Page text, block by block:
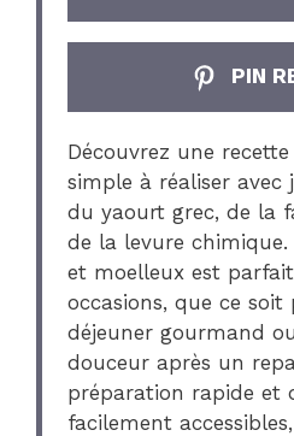
PIN
Découvrez une
simple à réaliser avec
du yaourt grec, de la
de la levure chimique.
et moelleux est
occasions, que ce
déjeuner gourmand
douceur après un
préparation rapide et
facilement